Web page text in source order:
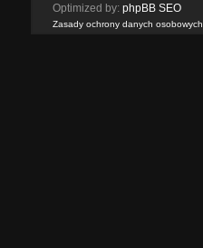
Optimized by: phpBB SEO
Zasady ochrony danych osobowych